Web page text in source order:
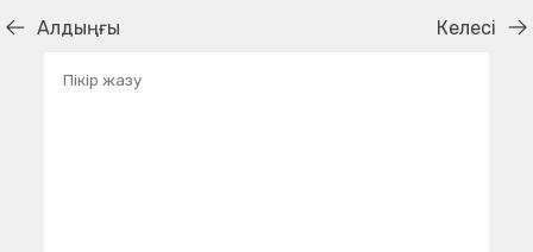
Алдыңғы Келесі